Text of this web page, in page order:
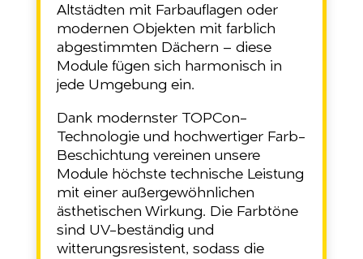
Altstädten mit Farbauflagen oder
modernen Objekten mit farblich
abgestimmten Dächern – diese
Module fügen sich harmonisch in
jede Umgebung ein.
Dank modernster TOPCon-
Technologie und hochwertiger Farb-
Beschichtung vereinen unsere
Module höchste technische Leistung
mit einer außergewöhnlichen
ästhetischen Wirkung. Die Farbtöne
sind UV-beständig und
witterungsresistent, sodass die